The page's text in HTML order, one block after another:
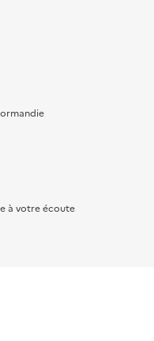
à votre écoute